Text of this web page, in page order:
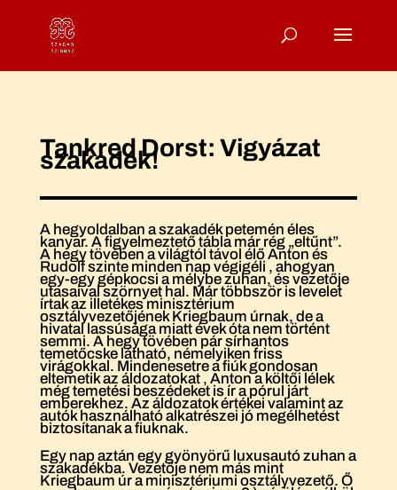
Tankred Dorst: Vigyázat
szakadék!
A hegyoldalban a szakadék petemén éles
kanyar. A figyelmeztető tábla már rég „eltűnt”.
A hegy tövében a világtól távol élő Anton és
Rudolf szinte minden nap végigéli , ahogyan
egy-egy gépkocsi a mélybe zuhan, és vezetője
utasaival szörnyet hal. Már többször is levelet
írtak az illetékes minisztérium
osztályvezetőjének Kriegbaum úrnak, de a
hivatal lassúsága miatt évek óta nem történt
semmi. A hegy tövében pár sírhantos
temetőcske látható, némelyiken friss
virágokkal. Mindenesetre a fiúk gondosan
eltemetik az áldozatokat , Anton a költői lélek
még temetési beszédeket is ír a pórul járt
emberekhez. Az áldozatok értékei valamint az
autók használható alkatrészei jó megélhetést
biztosítanak a fiuknak.
Egy nap aztán egy gyönyörű luxusautó zuhan a
szakadékba. Vezetője nem más mint
Kriegbaum úr a minisztériumi osztályvezető. Ő